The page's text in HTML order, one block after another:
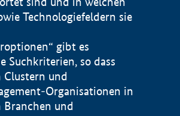
Technologiefeldern sie
gibt es
Suchkriterien, so dass
Clustern und
Organisationen in
und
/ BKG 2015